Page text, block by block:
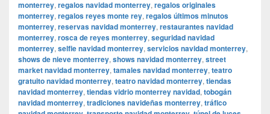
monterrey, regalos navidad monterrey, regalos originales
monterrey, regalos reyes monte rey, regalos últimos minutos
monterrey, reservas navidad monterrey, restaurantes navidad
monterrey, rosca de reyes monterrey, seguridad navidad
monterrey, selfie navidad monterrey, servicios navidad monterrey,
shows de nieve monterrey, shows navidad monterrey, street
market navidad monterrey, tamales navidad monterrey, teatro
gratuito navidad monterrey, teatro navidad monterrey, tiendas
navidad monterrey, tiendas vidrio monterrey navidad, tobogán
navidad monterrey, tradiciones navideñas monterrey, tráfico